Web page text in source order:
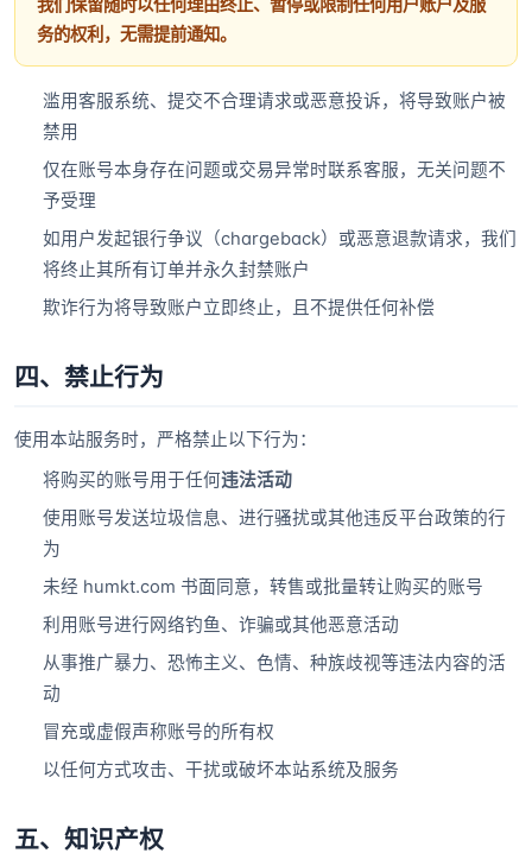
我们保留随时以任何理由终止、暂停或限制任何用户账户及服
务的权利，无需提前通知。
滥用客服系统、提交不合理请求或恶意投诉，将导致账户被
禁用
仅在账号本身存在问题或交易异常时联系客服，无关问题不
予受理
如用户发起银行争议（chargeback）或恶意退款请求，我们
将终止其所有订单并永久封禁账户
欺诈行为将导致账户立即终止，且不提供任何补偿
四、禁止行为
使用本站服务时，严格禁止以下行为：
将购买的账号用于任何违法活动
使用账号发送垃圾信息、进行骚扰或其他违反平台政策的行
为
未经 humkt.com 书面同意，转售或批量转让购买的账号
利用账号进行网络钓鱼、诈骗或其他恶意活动
从事推广暴力、恐怖主义、色情、种族歧视等违法内容的活
动
冒充或虚假声称账号的所有权
以任何方式攻击、干扰或破坏本站系统及服务
五、知识产权